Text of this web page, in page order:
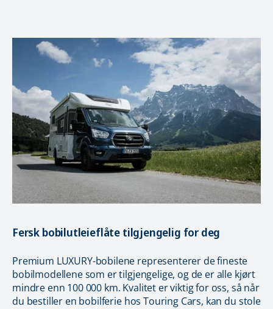
Fersk bobilutleieflåte tilgjengelig for deg
Premium LUXURY-bobilene representerer de fineste
bobilmodellene som er tilgjengelige, og de er alle kjørt
mindre enn 100 000 km. Kvalitet er viktig for oss, så når
du bestiller en bobilferie hos Touring Cars, kan du stole